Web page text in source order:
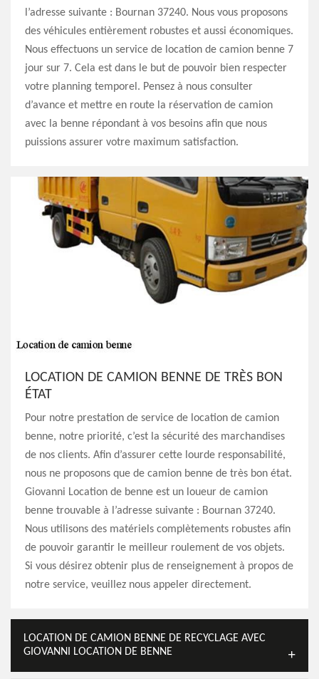
l’adresse suivante : Bournan 37240. Nous vous proposons
des véhicules entièrement robustes et aussi économiques.
Nous effectuons un service de location de camion benne 7
jour sur 7. Cela est dans le but de pouvoir bien respecter
votre planning temporel. Pensez à nous consulter
d’avance et mettre en route la réservation de camion
avec la benne répondant à vos besoins afin que nous
puissions assurer votre maximum satisfaction.
LOCATION DE CAMION BENNE DE TRÈS BON
ÉTAT
Pour notre prestation de service de location de camion
benne, notre priorité, c’est la sécurité des marchandises
de nos clients. Afin d’assurer cette lourde responsabilité,
nous ne proposons que de camion benne de très bon état.
Giovanni Location de benne est un loueur de camion
benne trouvable à l’adresse suivante : Bournan 37240.
Nous utilisons des matériels complètements robustes afin
de pouvoir garantir le meilleur roulement de vos objets.
Si vous désirez obtenir plus de renseignement à propos de
notre service, veuillez nous appeler directement.
LOCATION DE CAMION BENNE DE RECYCLAGE AVEC
GIOVANNI LOCATION DE BENNE